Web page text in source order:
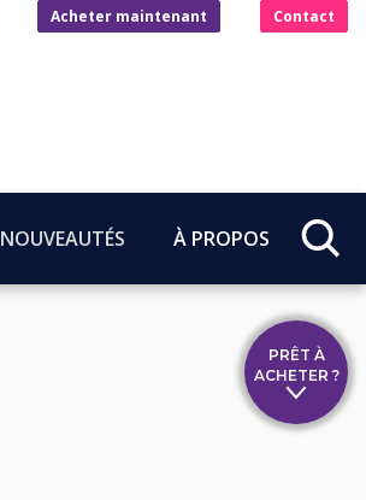
Acheter maintenant Contact
NOUVEAUTÉS À PROPOS
PRÊT À
ACHETER ?